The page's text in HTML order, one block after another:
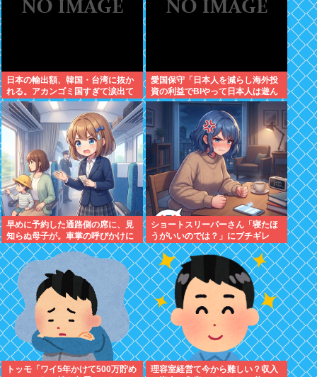
日本の輸出額、韓国・台湾に抜か
れる。アカンゴミ国すぎて涙出て
きた…
愛国保守「日本人を減らし海外投
資の利益でBIやって日本人は遊ん
で暮らすべき。移民は不要」
早めに予約した通路側の席に、見
知らぬ母子が。車掌の呼びかけに
も「目を閉じて無視」して居座ら
れました。無理やり奪われた席
は、結局“やったもん勝ち”にな
っ...
ショートスリーパーさん「寝たほ
うがいいのでは？」にブチギレ
トッモ「ワイ5年かけて500万貯め
理容室経営て今から難しい？収入